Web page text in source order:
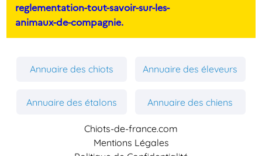
reglementation-tout-savoir-sur-les-
animaux-de-compagnie.
Annuaire des chiots Annuaire des éleveurs
Annuaire des étalons Annuaire des chiens
Chiots-de-france.com
Mentions Légales